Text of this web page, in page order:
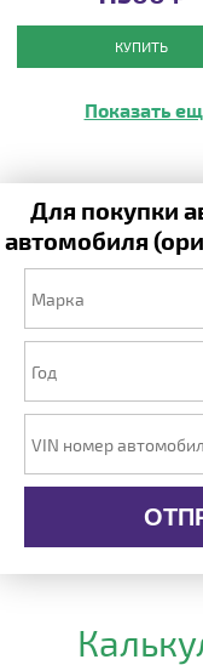
КУПИТЬ
Показать
Для покупки
автомобиля